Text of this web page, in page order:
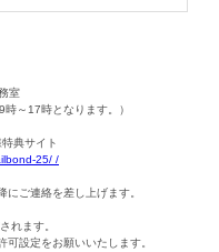
室
～17時となります。）
典サイト
25/ /
ご連絡を差し上げます。
れます。
設定をお願いいたします。